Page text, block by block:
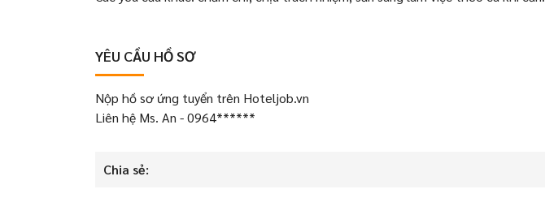
YÊU CẦU HỒ SƠ
Nộp hồ sơ ứng tuyển trên Hoteljob.vn
Liên hệ Ms. An - 0964******
Chia sẻ: